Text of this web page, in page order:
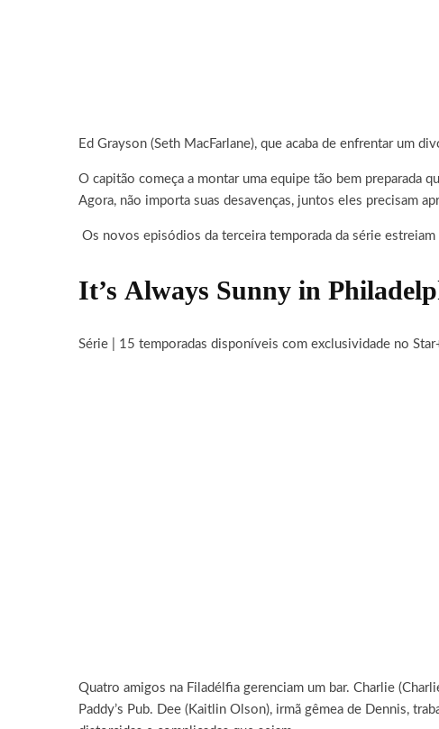
Ed Grayson (Seth MacFarlane), que acaba de enfrentar um
O capitão começa a montar uma equipe tão bem preparada
Agora, não importa suas desavenças, juntos eles precisam
Os novos episódios da terceira temporada da série
It’s Always Sunny in
Série | 15 temporadas disponíveis com exclusividade no
Quatro amigos na Filadélfia gerenciam um bar. Charlie
Paddy’s Pub. Dee (Kaitlin Olson), irmã gêmea de Dennis,